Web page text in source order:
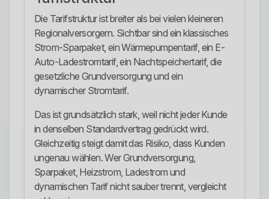
Die Tarifstruktur ist breiter als bei vielen kleineren
Regionalversorgern. Sichtbar sind ein klassisches
Strom-Sparpaket, ein Wärmepumpentarif, ein E-
Auto-Ladestromtarif, ein Nachtspeichertarif, die
gesetzliche Grundversorgung und ein
dynamischer Stromtarif.
Das ist grundsätzlich stark, weil nicht jeder Kunde
in denselben Standardvertrag gedrückt wird.
Gleichzeitig steigt damit das Risiko, dass Kunden
ungenau wählen. Wer Grundversorgung,
Sparpaket, Heizstrom, Ladestrom und
dynamischen Tarif nicht sauber trennt, vergleicht